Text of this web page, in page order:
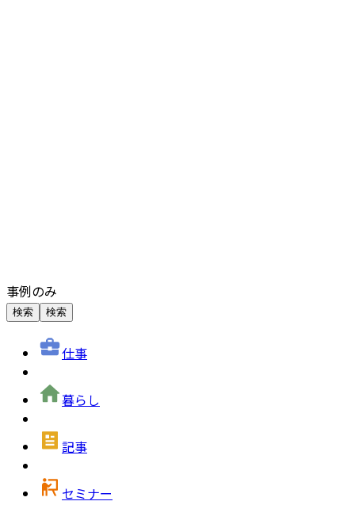
事例のみ
検索 検索
仕事
暮らし
記事
セミナー